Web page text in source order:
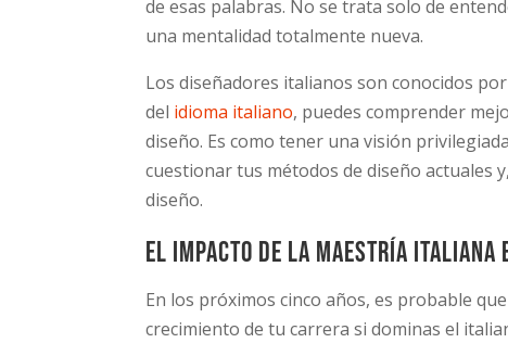
de esas palabras. No se trata solo de
una mentalidad totalmente nueva.
Los diseñadores italianos son conocidos
del idioma italiano, puedes comprender
diseño. Es como tener una visión
cuestionar tus métodos de diseño actuales
diseño.
El impacto de la maestría
En los próximos cinco años, es probable
crecimiento de tu carrera si dominas el